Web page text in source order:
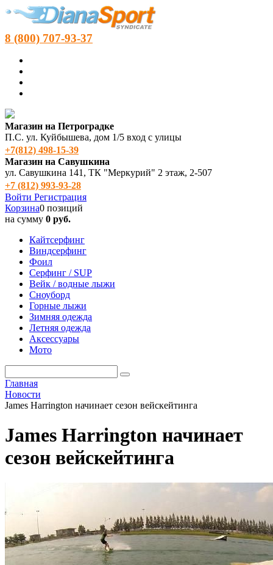
8 (800) 707-93-37
Магазин на Петроградке
П.С. ул. Куйбышева, дом 1/5 вход с улицы
+7(812) 498‑15-39
Магазин на Савушкина
ул. Савушкина 141, ТК "Меркурий" 2 этаж, 2-507
+7 (812) 993-93-28
Войти Регистрация
Корзина0 позиций
на сумму 0 руб.
Кайтсерфинг
Виндсерфинг
Фоил
Серфинг / SUP
Вейк / водные лыжи
Сноуборд
Горные лыжи
Зимняя одежда
Летняя одежда
Аксессуары
Мото
Главная
Новости
James Harrington начинает сезон вейскейтинга
James Harrington начинает
сезон вейскейтинга